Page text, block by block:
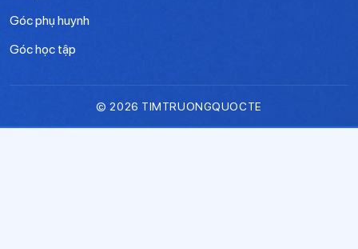
Góc phụ huynh
Góc học tập
© 2026 TIMTRUONGQUOCTE